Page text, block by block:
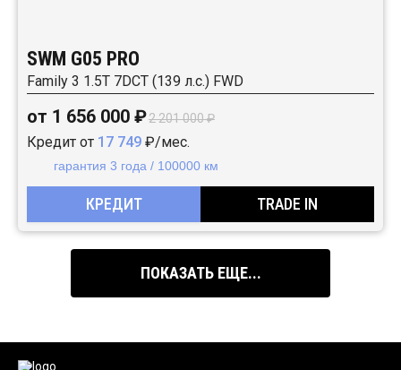
SWM G05 PRO
Family 3 1.5T 7DCT (139 л.с.) FWD
от 1 656 000 ₽2 201 000 ₽
Кредит от 17 749 ₽/мес.
гарантия 3 года / 100000 км
КРЕДИТ TRADE IN
ПОКАЗАТЬ ЕЩЕ...